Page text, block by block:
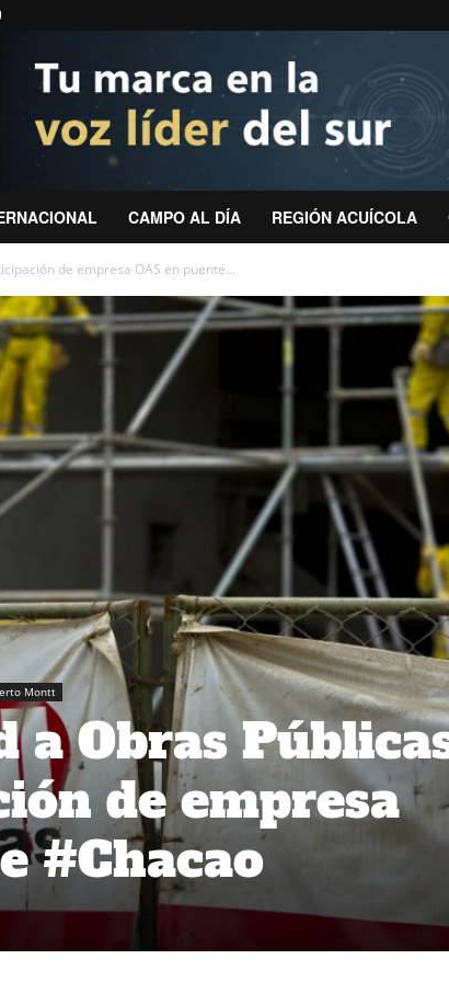
CAMPO AL DÍA REGIÓN ACUÍCOLA
de empresa OAS en puente...
Montt
a Obras
de empresa
#Chacao